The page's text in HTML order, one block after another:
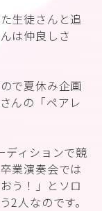
生徒さんと追
は仲良しさ
で夏休み企画
んの「ペアレ
ディションで競
業演奏会では
う！」とソロ
2人なのです。